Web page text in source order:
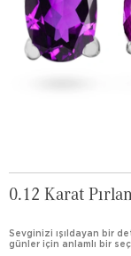
0.12 Karat
Sevginizi ışıldayan bir
günler için anlamlı bir